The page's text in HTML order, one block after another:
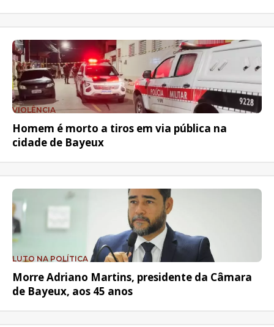
VIOLÊNCIA
Homem é morto a tiros em via pública na
cidade de Bayeux
LUTO NA POLÍTICA
Morre Adriano Martins, presidente da Câmara
de Bayeux, aos 45 anos